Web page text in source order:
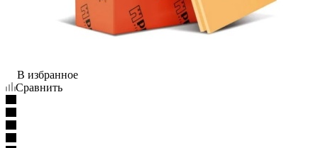
В избранное
Сравнить